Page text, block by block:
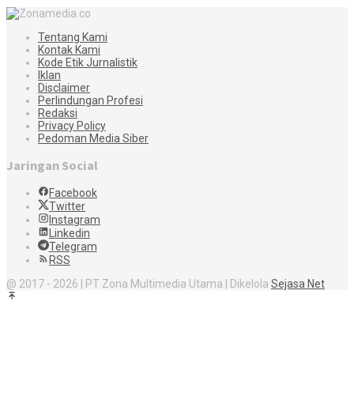
Tentang Kami
Kontak Kami
Kode Etik Jurnalistik
Iklan
Disclaimer
Perlindungan Profesi
Redaksi
Privacy Policy
Pedoman Media Siber
Jaringan Social
Facebook
Twitter
Instagram
Linkedin
Telegram
RSS
@ 2017 - 2026 | PT Zona Multimedia Utama | Dikelola Sejasa Net